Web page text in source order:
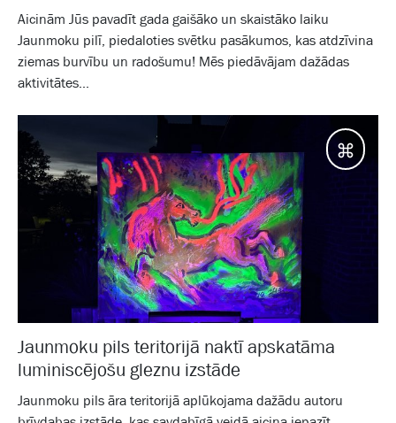
Aicinām Jūs pavadīt gada gaišāko un skaistāko laiku
Jaunmoku pilī, piedaloties svētku pasākumos, kas atdzīvina
ziemas burvību un radošumu! Mēs piedāvājam dažādas
aktivitātes...
Jaunmoku pils teritorijā naktī apskatāma
luminiscējošu gleznu izstāde
Jaunmoku pils āra teritorijā aplūkojama dažādu autoru